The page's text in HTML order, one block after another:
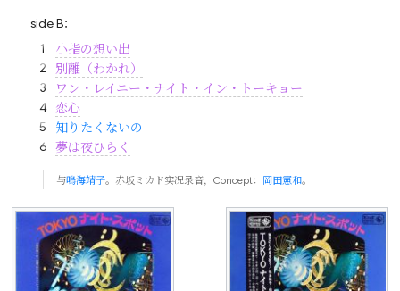
side B：
小指の想い出
別離（わかれ）
ワン・レイニー・ナイト・イン・トーキョー
恋心
知りたくないの
夢は夜ひらく
与鳴海靖子。赤坂ミカド实况录音，Concept： 岡田憲和。